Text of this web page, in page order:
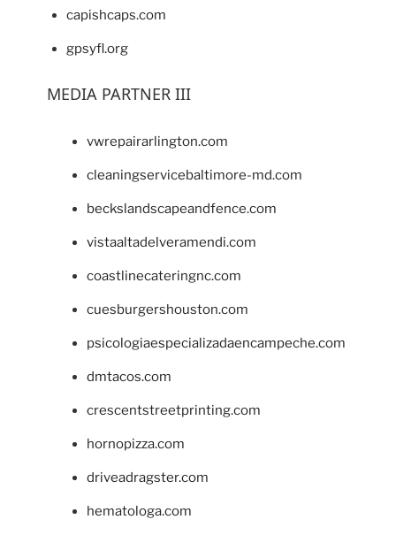
capishcaps.com
gpsyfl.org
MEDIA PARTNER III
vwrepairarlington.com
cleaningservicebaltimore-md.com
beckslandscapeandfence.com
vistaaltadelveramendi.com
coastlinecateringnc.com
cuesburgershouston.com
psicologiaespecializadaencampeche.com
dmtacos.com
crescentstreetprinting.com
hornopizza.com
driveadragster.com
hematologa.com